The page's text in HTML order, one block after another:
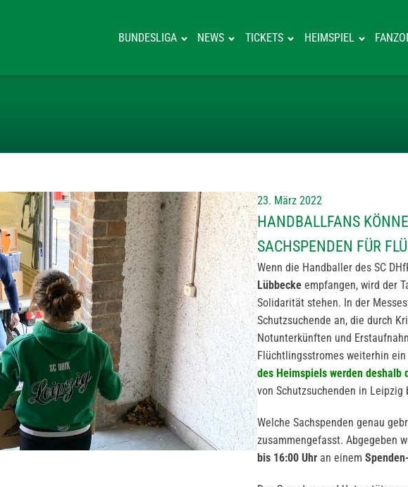
BUNDESLIGA NEWS TICKETS HEIMSPIEL
23. März 2022
HANDBALLFANS
SACHSPENDEN FÜR
Wenn die Handballer des SC
Lübbecke empfangen, wird der
Solidarität stehen. In der
Schutzsuchende an, die durch
Notunterkünften und
Flüchtlingsstromes weiterhin ein
des Heimspiels werden deshalb
von Schutzsuchenden in
Welche Sachspenden genau
zusammengefasst. Abgegeben
bis 16:00 Uhr an einem